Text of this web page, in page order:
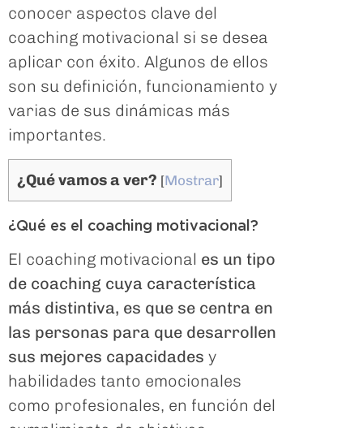
conocer aspectos clave del
coaching motivacional si se desea
aplicar con éxito. Algunos de ellos
son su definición, funcionamiento y
varias de sus dinámicas más
importantes.
¿Qué vamos a ver? [Mostrar]
¿Qué es el coaching motivacional?
El coaching motivacional es un tipo
de coaching cuya característica
más distintiva, es que se centra en
las personas para que desarrollen
sus mejores capacidades y
habilidades tanto emocionales
como profesionales, en función del